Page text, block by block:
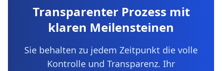
Transparenter Prozess mit
klaren Meilensteinen
Sie behalten zu jedem Zeitpunkt die volle
Kontrolle und Transparenz. Ihr